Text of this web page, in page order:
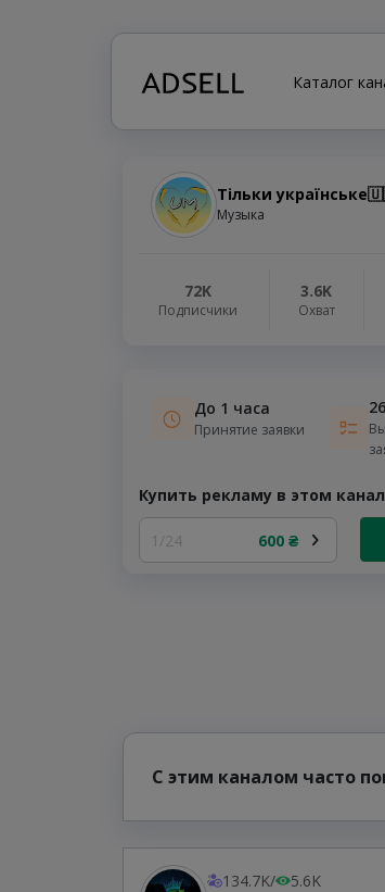
Каталог
Тільки
Музыка
72K
Подписчики
3.6K
Охват
До 1 часа
Принятие заявки
26
Купить рекламу в этом
1/24 600 ₴
С этим каналом часто
134.7K/
5.6K